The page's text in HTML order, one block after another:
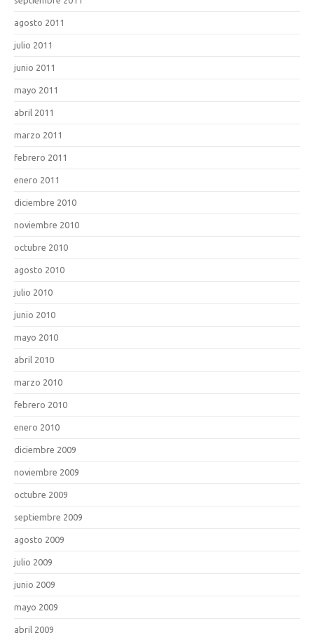
agosto 2011
julio 2011
junio 2011
mayo 2011
abril 2011
marzo 2011
febrero 2011
enero 2011
diciembre 2010
noviembre 2010
octubre 2010
agosto 2010
julio 2010
junio 2010
mayo 2010
abril 2010
marzo 2010
febrero 2010
enero 2010
diciembre 2009
noviembre 2009
octubre 2009
septiembre 2009
agosto 2009
julio 2009
junio 2009
mayo 2009
abril 2009